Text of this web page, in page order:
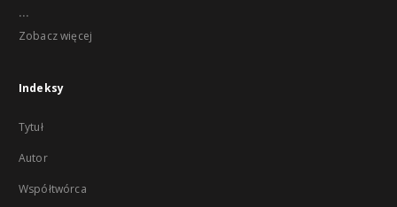
...
Zobacz więcej
Indeksy
Tytuł
Autor
Współtwórca